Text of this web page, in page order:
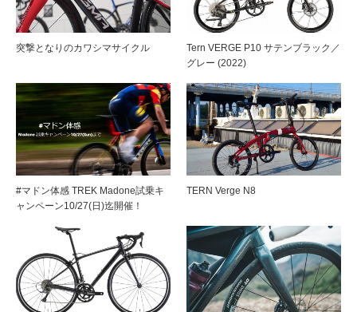
突撃となりのカワシマサイクル
Tern VERGE P10 サテンブラック／
グレー (2022)
#マドン体感 TREK Madone試乗キ
ャンペーン10/27(日)迄開催！
TERN Verge N8